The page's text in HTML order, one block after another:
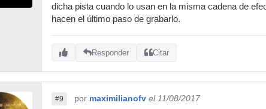
dicha pista cuando lo usan en la misma cadena de
hacen el último paso de grabarlo.
Responder Citar
#9 por maximilianofv el 11/08/2017